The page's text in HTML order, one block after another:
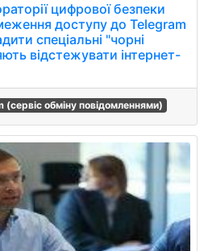
цифрової безпеки
доступу до Telegram
спеціальні "чорні
відстежувати інтернет-
(сервіс обміну повідомленнями)